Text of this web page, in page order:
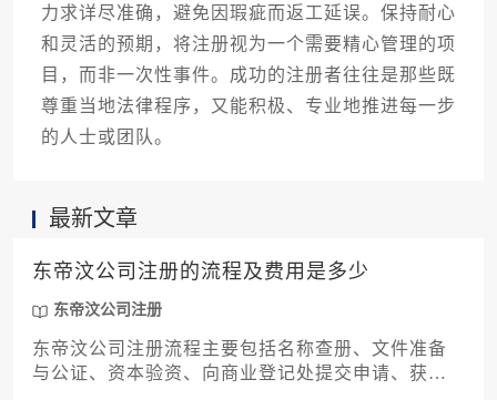
力求详尽准确，避免因瑕疵而返工延误。保持耐心
和灵活的预期，将注册视为一个需要精心管理的项
目，而非一次性事件。成功的注册者往往是那些既
尊重当地法律程序，又能积极、专业地推进每一步
的人士或团队。
最新文章
东帝汶公司注册的流程及费用是多少
东帝汶公司注册
东帝汶公司注册流程主要包括名称查册、文件准备
与公证、资本验资、向商业登记处提交申请、获取